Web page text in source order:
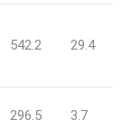
542.2 29.4
296.5 3.7